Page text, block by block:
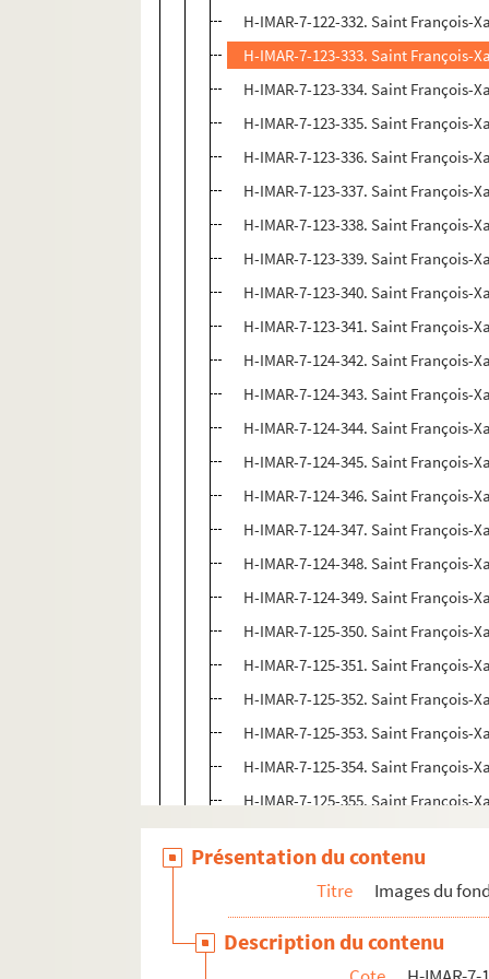
H-IMAR-7-122-332. Saint François-
H-IMAR-7-123-333. Saint François-
H-IMAR-7-123-334. Saint François-
H-IMAR-7-123-335. Saint François-
H-IMAR-7-123-336. Saint François-
H-IMAR-7-123-337. Saint François-
H-IMAR-7-123-338. Saint François-
H-IMAR-7-123-339. Saint François-
H-IMAR-7-123-340. Saint François-
H-IMAR-7-123-341. Saint François-
H-IMAR-7-124-342. Saint François-
H-IMAR-7-124-343. Saint François-
H-IMAR-7-124-344. Saint François-
H-IMAR-7-124-345. Saint François-
H-IMAR-7-124-346. Saint François-
H-IMAR-7-124-347. Saint François-
H-IMAR-7-124-348. Saint François-
H-IMAR-7-124-349. Saint François-
H-IMAR-7-125-350. Saint François-
H-IMAR-7-125-351. Saint François-
H-IMAR-7-125-352. Saint François-
H-IMAR-7-125-353. Saint François-
H-IMAR-7-125-354. Saint François-
H-IMAR-7-125-355. Saint François-
H-IMAR-7-125-356. Saint François-
H-IMAR-7-125-357. Saint François-
H-IMAR-7-125-358. Saint François-
H-IMAR-7-125-359. Saint François-
H-IMAR-7-126-360. Saint François-
Présentation du contenu
Titre Images du
Description du contenu